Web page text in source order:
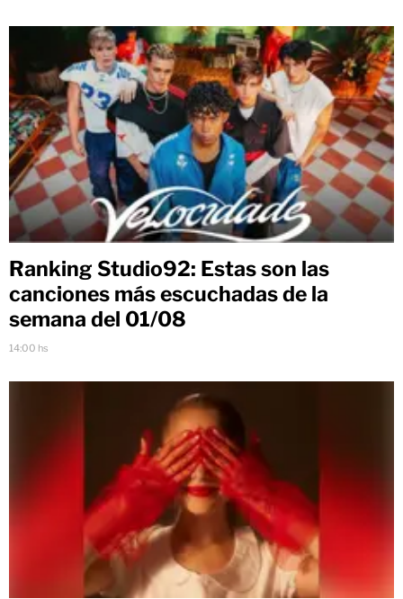
Ranking Studio92: Estas son las
canciones más escuchadas de la
semana del 01/08
14:00 hs